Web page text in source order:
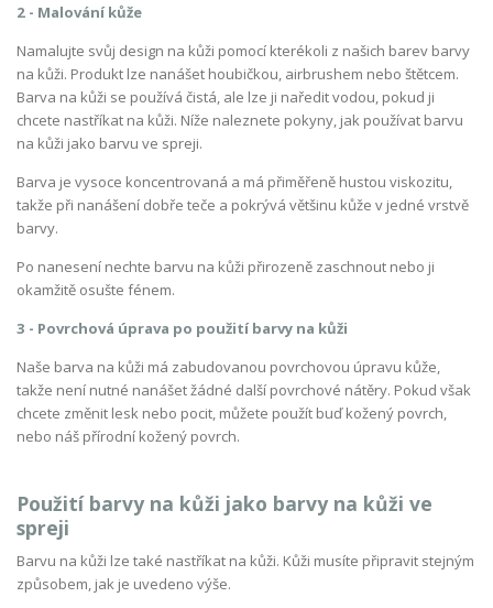
2 - Malování kůže
Namalujte svůj design na kůži pomocí kterékoli z našich barev barvy
na kůži. Produkt lze nanášet houbičkou, airbrushem nebo štětcem.
Barva na kůži se používá čistá, ale lze ji naředit vodou, pokud ji
chcete nastříkat na kůži. Níže naleznete pokyny, jak používat barvu
na kůži jako barvu ve spreji.
Barva je vysoce koncentrovaná a má přiměřeně hustou viskozitu,
takže při nanášení dobře teče a pokrývá většinu kůže v jedné vrstvě
barvy.
Po nanesení nechte barvu na kůži přirozeně zaschnout nebo ji
okamžitě osušte fénem.
3 - Povrchová úprava po použití barvy na kůži
Naše barva na kůži má zabudovanou povrchovou úpravu kůže,
takže není nutné nanášet žádné další povrchové nátěry. Pokud však
chcete změnit lesk nebo pocit, můžete použít buď kožený povrch,
nebo náš přírodní kožený povrch.
Použití barvy na kůži jako barvy na kůži ve
spreji
Barvu na kůži lze také nastříkat na kůži. Kůži musíte připravit stejným
způsobem, jak je uvedeno výše.